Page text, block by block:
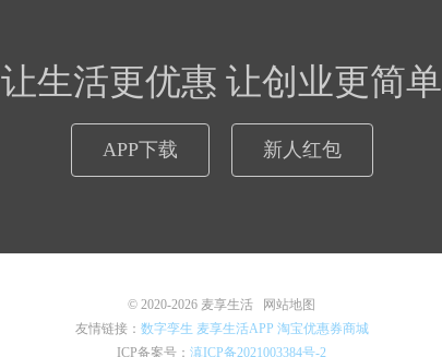
让生活更优惠 让创业更简单
APP下载 新人红包
© 2020-2026 麦享生活
网站地图
友情链接： 数字孪生 麦享生活APP 淘宝优惠券商城
ICP备案号： 滇ICP备2021003384号-2